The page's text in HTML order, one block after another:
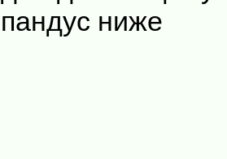
пандус ниже